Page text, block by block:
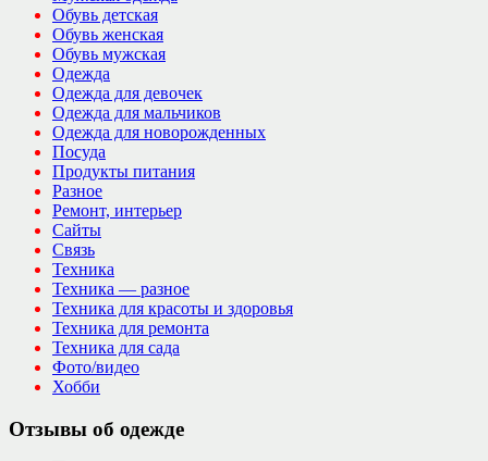
Обувь детская
Обувь женская
Обувь мужская
Одежда
Одежда для девочек
Одежда для мальчиков
Одежда для новорожденных
Посуда
Продукты питания
Разное
Ремонт, интерьер
Сайты
Связь
Техника
Техника — разное
Техника для красоты и здоровья
Техника для ремонта
Техника для сада
Фото/видео
Хобби
Отзывы об одежде